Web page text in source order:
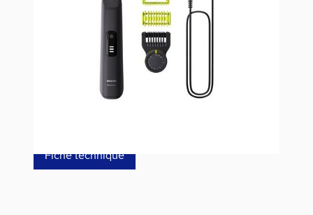
QP6542/15
Fiche technique